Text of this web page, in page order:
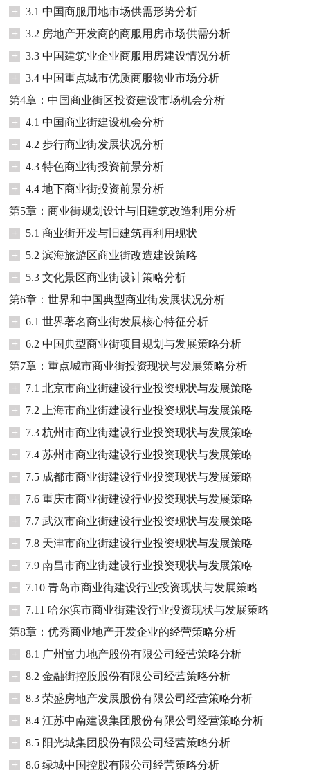
+
3.1 中国商服用地市场供需形势分析
+
3.2 房地产开发商的商服用房市场供需分析
+
3.3 中国建筑业企业商服用房建设情况分析
+
3.4 中国重点城市优质商服物业市场分析
第4章：中国商业街区投资建设市场机会分析
+
4.1 中国商业街建设机会分析
+
4.2 步行商业街发展状况分析
+
4.3 特色商业街投资前景分析
+
4.4 地下商业街投资前景分析
第5章：商业街规划设计与旧建筑改造利用分析
+
5.1 商业街开发与旧建筑再利用现状
+
5.2 滨海旅游区商业街改造建设策略
+
5.3 文化景区商业街设计策略分析
第6章：世界和中国典型商业街发展状况分析
+
6.1 世界著名商业街发展核心特征分析
+
6.2 中国典型商业街项目规划与发展策略分析
第7章：重点城市商业街投资现状与发展策略分析
+
7.1 北京市商业街建设行业投资现状与发展策略
+
7.2 上海市商业街建设行业投资现状与发展策略
+
7.3 杭州市商业街建设行业投资现状与发展策略
+
7.4 苏州市商业街建设行业投资现状与发展策略
+
7.5 成都市商业街建设行业投资现状与发展策略
+
7.6 重庆市商业街建设行业投资现状与发展策略
+
7.7 武汉市商业街建设行业投资现状与发展策略
+
7.8 天津市商业街建设行业投资现状与发展策略
+
7.9 南昌市商业街建设行业投资现状与发展策略
+
7.10 青岛市商业街建设行业投资现状与发展策略
+
7.11 哈尔滨市商业街建设行业投资现状与发展策略
第8章：优秀商业地产开发企业的经营策略分析
+
8.1 广州富力地产股份有限公司经营策略分析
+
8.2 金融街控股股份有限公司经营策略分析
+
8.3 荣盛房地产发展股份有限公司经营策略分析
+
8.4 江苏中南建设集团股份有限公司经营策略分析
+
8.5 阳光城集团股份有限公司经营策略分析
+
8.6 绿城中国控股有限公司经营策略分析